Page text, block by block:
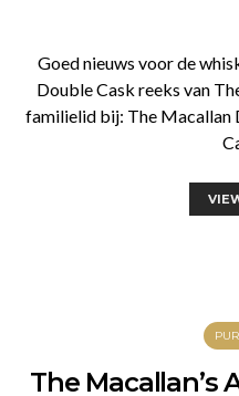
Goed nieuws voor de
Double Cask reeks van
familielid bij: The Macallan
The Macallan’s